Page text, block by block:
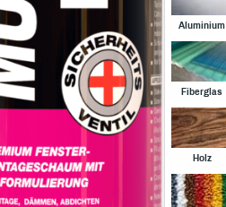
Aluminium
Fiberglas
Holz